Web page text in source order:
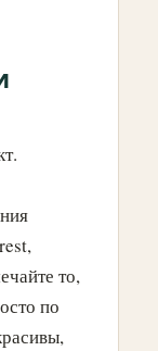
то,
по